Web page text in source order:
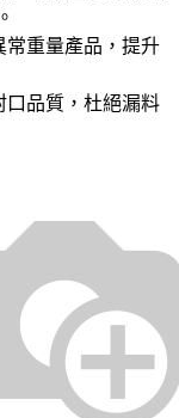
常重量產品，提升
口品質，杜絕漏料